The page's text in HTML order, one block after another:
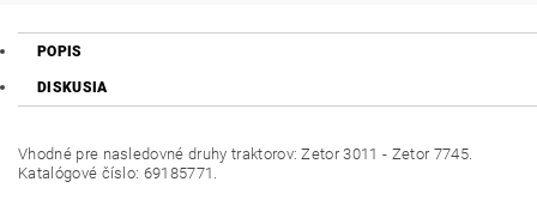
POPIS
DISKUSIA
Vhodné pre nasledovné druhy traktorov: Zetor 3011 - Zetor 7745.
Katalógové číslo: 69185771.